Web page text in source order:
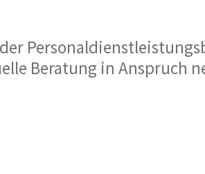
Beratung in Anspruch